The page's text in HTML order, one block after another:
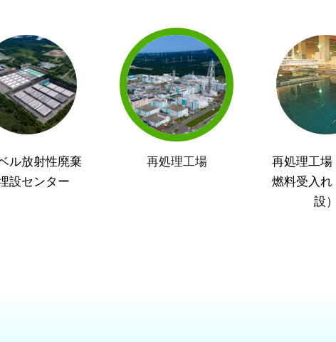
ル放射性廃棄
設センター
再処理工場
再処理工場
燃料受入れ
設）